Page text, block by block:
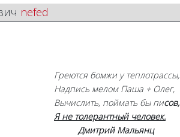
nefed
Греются бомжи у теплотрассы,
Надпись мелом Паша + Олег,
Вычислить, поймать бы писов,
Я не толерантный человек.
Дмитрий Мальянц